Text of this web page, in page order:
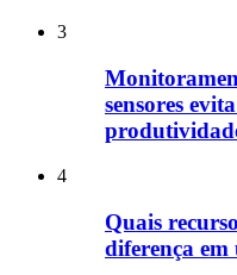
3
sensores
4
Quais
diferença